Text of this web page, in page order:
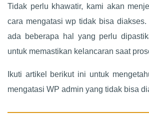
Tidak perlu khawatir, kami akan
cara mengatasi wp tidak bisa diakses.
ada beberapa hal yang perlu
untuk memastikan kelancaran saat
Ikuti artikel berikut ini untuk
mengatasi WP admin yang tidak bisa